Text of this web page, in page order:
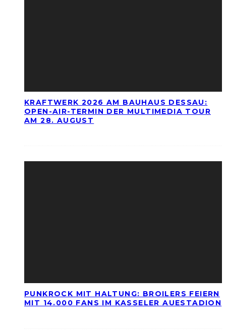
KRAFTWERK 2026 AM BAUHAUS DESSAU:
OPEN-AIR-TERMIN DER MULTIMEDIA TOUR
AM 28. AUGUST
PUNKROCK MIT HALTUNG: BROILERS FEIERN
MIT 14.000 FANS IM KASSELER AUESTADION